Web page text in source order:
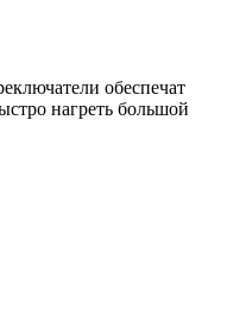
обеспечат
нагреть большой